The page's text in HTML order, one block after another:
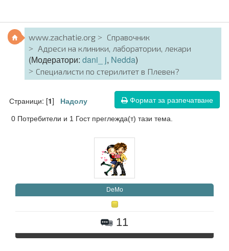
www.zachatie.org
Справочник
Адреси на клиники, лаборатории, лекари
(Модератори: dani_ j, Nedda)
Специалисти по стерилитет в Плевен?
Формат за разпечатване
Страници: [1] Надолу
0 Потребители и 1 Гост преглежда(т) тази тема.
DeMo
11